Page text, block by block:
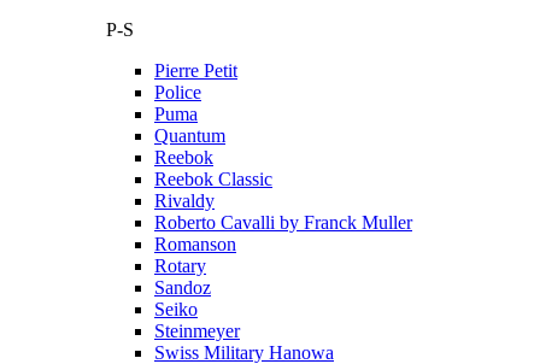
P-S
Pierre Petit
Police
Puma
Quantum
Reebok
Reebok Classic
Rivaldy
Roberto Cavalli by Franck Muller
Romanson
Rotary
Sandoz
Seiko
Steinmeyer
Swiss Military Hanowa